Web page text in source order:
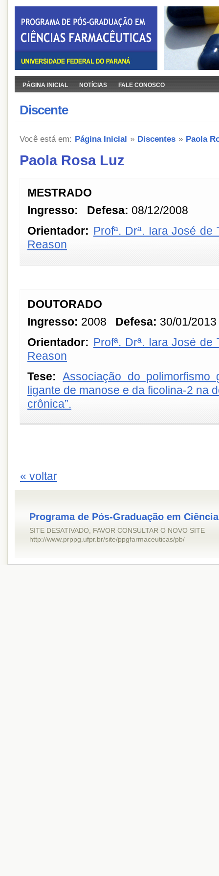
PÁGINA INICIAL NOTÍCIAS FALE CONOSCO
Discente
Você está em: Página Inicial » Discentes » Paola
Paola Rosa Luz
MESTRADO
Ingresso:
Defesa: 08/12/2008
Orientador: Profª. Drª. Iara José de
Reason
DOUTORADO
Ingresso: 2008 Defesa: 30/01/2013
Orientador: Profª. Drª. Iara José de
Reason
Tese: Associação do polimorfismo
ligante de manose e da ficolina-2 na
crônica”.
« voltar
Programa de Pós-Graduação em
SITE DESATIVADO, FAVOR CONSULTAR O NOVO SITE
http://www.prppg.ufpr.br/site/ppgfarmaceuticas/pb/